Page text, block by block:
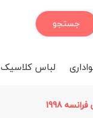
جستجو
لباس کلاسیک
1998